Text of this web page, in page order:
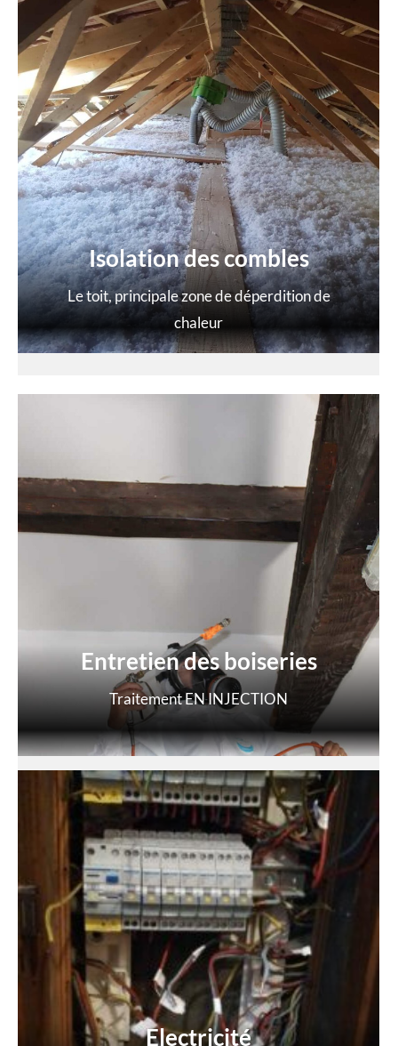
Isolation des combles
Le toit, principale zone de déperdition de
chaleur
Entretien des boiseries
Traitement EN INJECTION
Electricité